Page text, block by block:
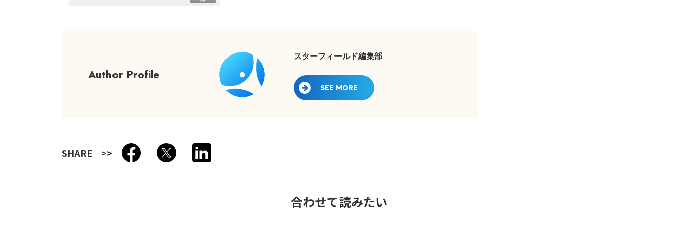
Author Profile
スターフィールド編集部
SEE MORE
SHARE
合わせて読みたい